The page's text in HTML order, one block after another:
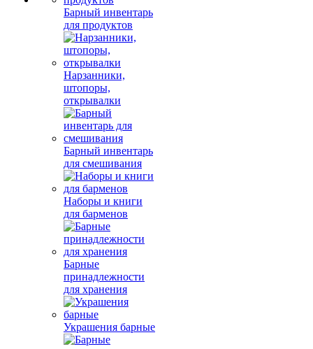
Барный инвентарь
для продуктов
Нарзанники,
штопоры,
открывалки
Барный инвентарь
для смешивания
Наборы и книги
для барменов
Барные
принадлежности
для хранения
Украшения барные